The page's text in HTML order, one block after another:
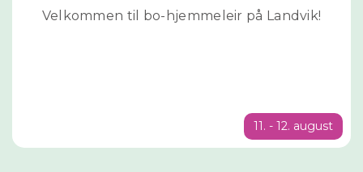
AUGUST
Velkommen til bo-hjemmeleir på Landvik!
11. - 12. august